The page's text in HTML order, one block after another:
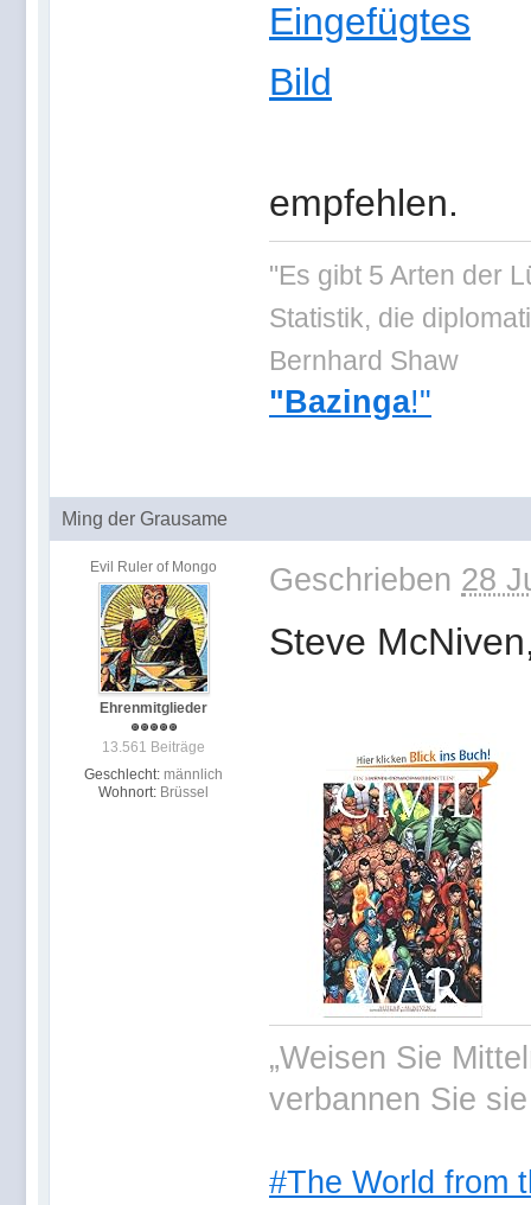
empfehlen.
"Es gibt 5 Arten der
Statistik, die
Bernhard Shaw
"Bazinga!"
Ming der Grausame
Evil Ruler of Mongo
Ehrenmitglieder
13.561 Beiträge
Geschlecht: männlich
Wohnort: Brüssel
Geschrieben 28
Steve
„Weisen Sie
verbannen Sie
#The World from